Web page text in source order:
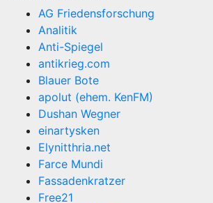
AG Friedensforschung
Analitik
Anti-Spiegel
antikrieg.com
Blauer Bote
apolut (ehem. KenFM)
Dushan Wegner
einartysken
Elynitthria.net
Farce Mundi
Fassadenkratzer
Free21